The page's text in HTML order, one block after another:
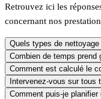
Retrouvez ici les
concernant nos
Quels types de
Combien de temps prend
Comment est calculé le
Intervenez-vous sur tous
Comment puis-je planifier